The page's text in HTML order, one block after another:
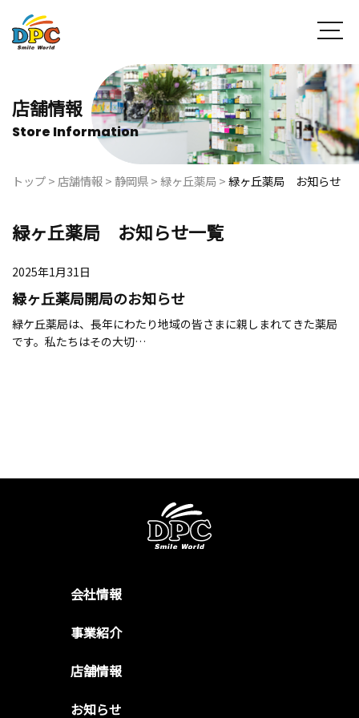
店舗情報
Store Information
トップ> 店舗情報>静岡県>緑ヶ丘薬局 >緑ヶ丘薬局 お知らせ
緑ヶ丘薬局 お知らせ一覧
2025年1月31日
緑ヶ丘薬局開局のお知らせ
緑ケ丘薬局は、長年にわたり地域の皆さまに親しまれてきた薬局
です。私たちはその大切…
会社情報
事業紹介
店舗情報
お知らせ